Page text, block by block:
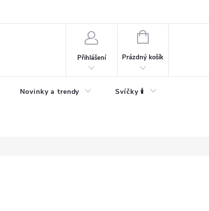
Přihlášení
NÁKUPNÍ
Prázdný košík
Novinky a trendy Svíčky 🕯️